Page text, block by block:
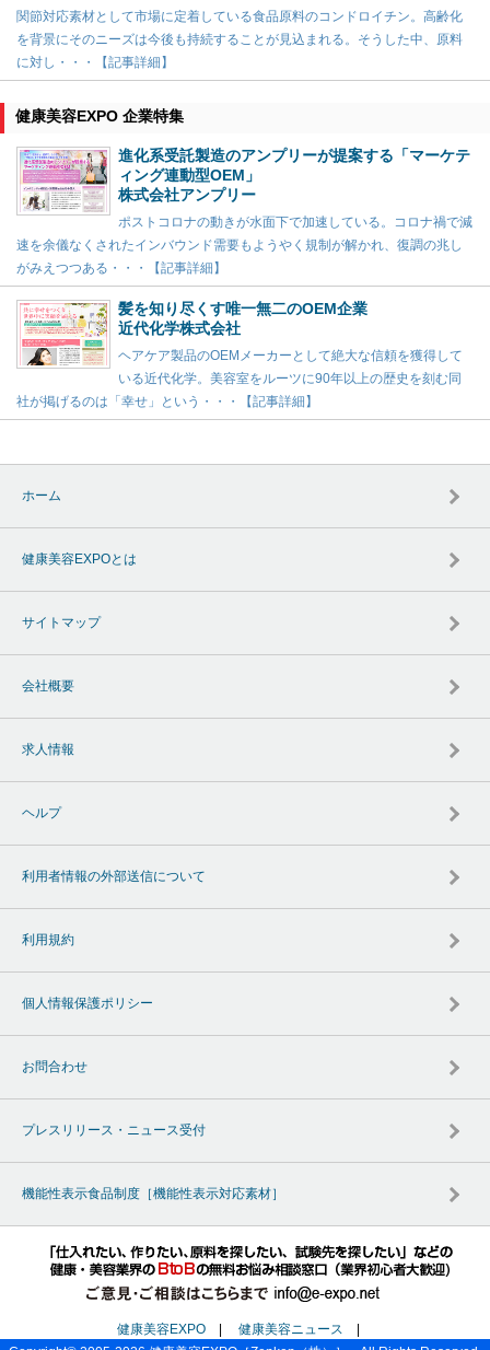
関節対応素材として市場に定着している食品原料のコンドロイチン。高齢化
を背景にそのニーズは今後も持続することが見込まれる。そうした中、原料
に対し・・・【記事詳細】
健康美容EXPO 企業特集
進化系受託製造のアンプリーが提案する「マーケテ
ィング連動型OEM」
株式会社アンプリー
ポストコロナの動きが水面下で加速している。コロナ禍で減
速を余儀なくされたインバウンド需要もようやく規制が解かれ、復調の兆し
がみえつつある・・・【記事詳細】
髪を知り尽くす唯一無二のOEM企業
近代化学株式会社
ヘアケア製品のOEMメーカーとして絶大な信頼を獲得して
いる近代化学。美容室をルーツに90年以上の歴史を刻む同
社が掲げるのは「幸せ」という・・・【記事詳細】
ホーム
健康美容EXPOとは
サイトマップ
会社概要
求人情報
ヘルプ
利用者情報の外部送信について
利用規約
個人情報保護ポリシー
お問合わせ
プレスリリース・ニュース受付
機能性表示食品制度［機能性表示対応素材］
健康美容EXPO | 健康美容ニュース |